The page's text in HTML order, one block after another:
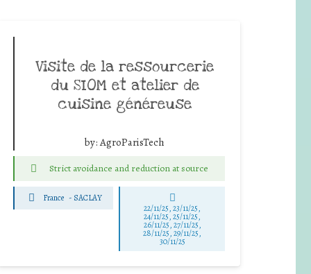
Visite de la ressourcerie
du SIOM et atelier de
cuisine généreuse
by:AgroParisTech
Strict avoidance and reduction at source
France - SACLAY
22/11/25,23/11/25,
24/11/25,25/11/25,
26/11/25,27/11/25,
28/11/25,29/11/25,
30/11/25